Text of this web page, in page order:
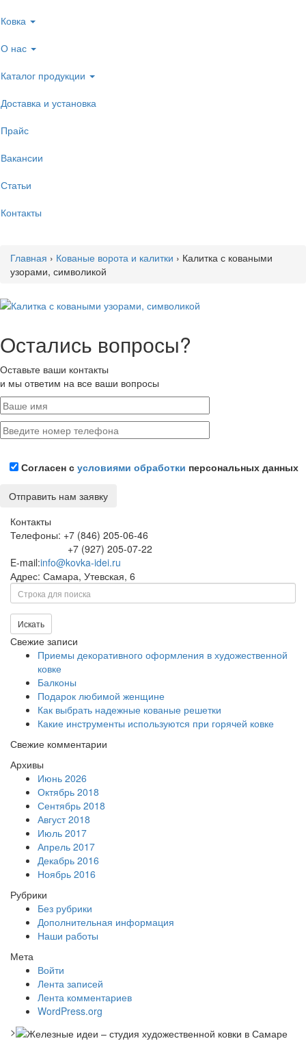
Ковка
О нас
Каталог продукции
Доставка и установка
Прайс
Вакансии
Статьи
Контакты
Главная › Кованые ворота и калитки › Калитка с коваными
узорами, символикой
Остались вопросы?
Оставьте ваши контакты
и мы ответим на все ваши вопросы
Согласен с условиями обработки персональных данных
Контакты
Телефоны: +7 (846) 205-06-46
+7 (927) 205-07-22
E-mail:info@kovka-idei.ru
Адрес: Самара, Утевская, 6
Поиск
Искать
Свежие записи
Приемы декоративного оформления в художественной
ковке
Балконы
Подарок любимой женщине
Как выбрать надежные кованые решетки
Какие инструменты используются при горячей ковке
Свежие комментарии
Архивы
Июнь 2026
Октябрь 2018
Сентябрь 2018
Август 2018
Июль 2017
Апрель 2017
Декабрь 2016
Ноябрь 2016
Рубрики
Без рубрики
Дополнительная информация
Наши работы
Мета
Войти
Лента записей
Лента комментариев
WordPress.org
>